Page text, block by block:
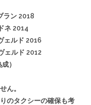
ラン 2018
ネ 2014
ェルド 2016
ェルド 2012
）
ん。
のタクシーの確保も考